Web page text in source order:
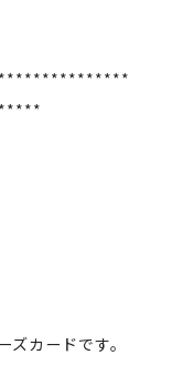
カードです。